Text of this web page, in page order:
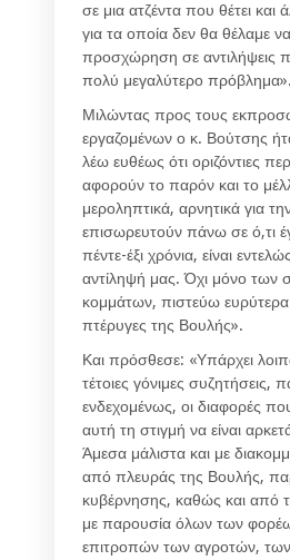
σε μια ατζέντα που θέτει και
για τα οποία δεν θα θέλαμε
προσχώρηση σε αντιλήψεις
πολύ μεγαλύτερο πρόβλημα».
Μιλώντας προς τους
εργαζομένων ο κ. Βούτσης
λέω ευθέως ότι οριζόντιες
αφορούν το παρόν και το
μεροληπτικά, αρνητικά για
επισωρευτούν πάνω σε ό,τι
πέντε-έξι χρόνια, είναι
αντίληψή μας. Όχι μόνο των
κομμάτων, πιστεύω
πτέρυγες της Βουλής».
Και πρόσθεσε: «Υπάρχει
τέτοιες γόνιμες συζητήσεις,
ενδεχομένως, οι διαφορές
αυτή τη στιγμή να είναι
Άμεσα μάλιστα και με
από πλευράς της Βουλής,
κυβέρνησης, καθώς και από
με παρουσία όλων των
επιτροπών των αγροτών, των